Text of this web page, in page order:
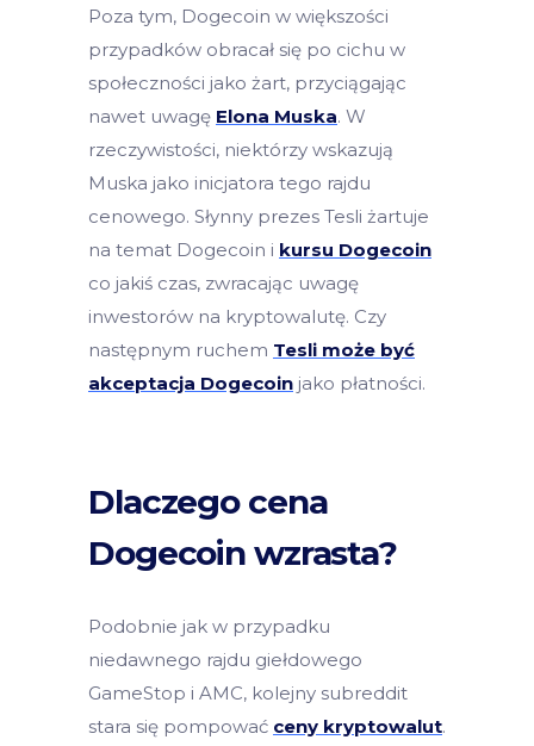
Poza tym, Dogecoin w większości
przypadków obracał się po cichu w
społeczności jako żart, przyciągając
nawet uwagę Elona Muska. W
rzeczywistości, niektórzy wskazują
Muska jako inicjatora tego rajdu
cenowego. Słynny prezes Tesli żartuje
na temat Dogecoin i kursu Dogecoin
co jakiś czas, zwracając uwagę
inwestorów na kryptowalutę. Czy
następnym ruchem Tesli może być
akceptacja Dogecoin jako płatności.
Dlaczego cena
Dogecoin wzrasta?
Podobnie jak w przypadku
niedawnego rajdu giełdowego
GameStop i AMC, kolejny subreddit
stara się pompować ceny kryptowalut.